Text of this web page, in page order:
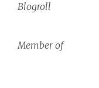
Blogroll
Member of